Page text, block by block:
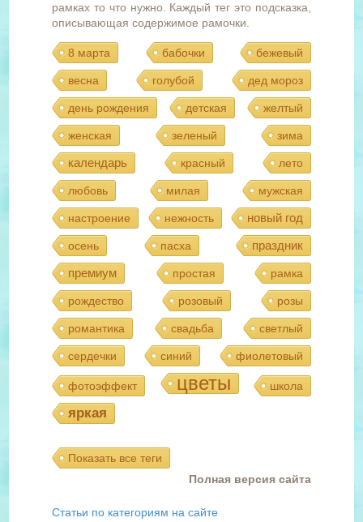
рамках то что нужно. Каждый тег это подсказка,
описывающая содержимое рамочки.
8 марта бабочки бежевый
весна голубой дед мороз
день рождения детская желтый
женская зеленый зима
календарь красный лето
любовь милая мужская
настроение нежность новый год
осень пасха
праздник
премиум
простая рамка
рождество розовый розы
романтика свадьба светлый
сердечки синий фиолетовый
фотоэффект цветы школа
яркая
Показать все теги
Полная версия сайта
Статьи по категориям на сайте